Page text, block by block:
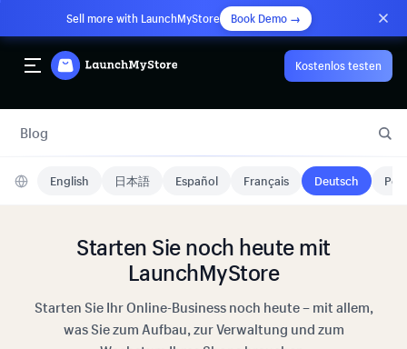
Sell more with LaunchMyStore Book Demo →
Kostenlos testen
Blog
English 日本語 Español Français Deutsch
Starten Sie noch heute mit
LaunchMyStore
Starten Sie Ihr Online-Business noch heute – mit allem,
was Sie zum Aufbau, zur Verwaltung und zum